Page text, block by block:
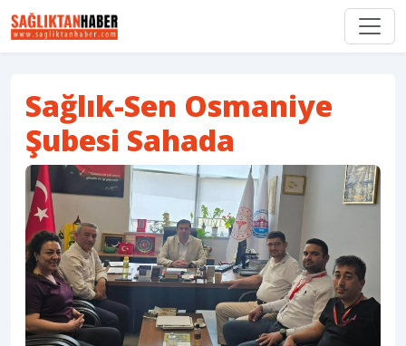
Sağlık-Sen Osmaniye
Şubesi Sahada